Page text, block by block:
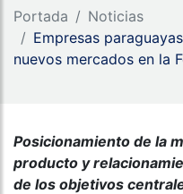
Portada
Noticias
Empresas
nuevos mercados en la
Posicionamiento de la
producto y
de los objetivos